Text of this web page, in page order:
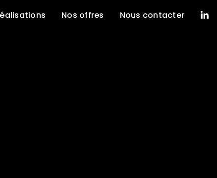
Nos offres Nous contacter